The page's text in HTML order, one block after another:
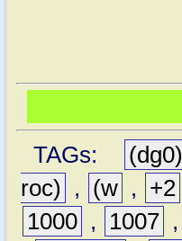
TAGs:
(dg0)
roc)
, (w , +2
1000 , 1007 ,